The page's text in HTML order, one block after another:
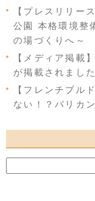
【プレスリリー
公園 本格環境整
の場づくりへ～
【メディア掲載
が掲載されました
【フレンチブル
ない！？バリカ